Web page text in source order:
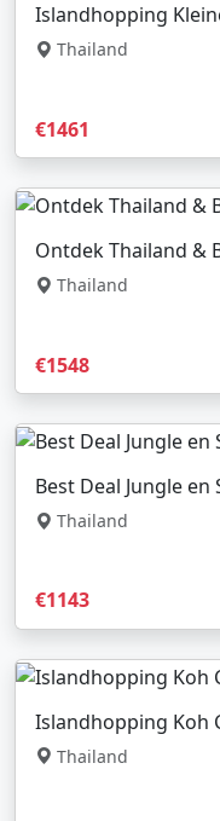
Islandhopping
Thailand
€1461
Ontdek Thailand &
Thailand
€1548
Best Deal Jungle en
Thailand
€1143
Islandhopping Koh
Thailand